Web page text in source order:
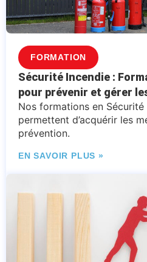
FORMATION
Sécurité Incendie :
pour prévenir et gérer
Nos formations en
permettent d’acquérir les
prévention.
EN SAVOIR PLUS »